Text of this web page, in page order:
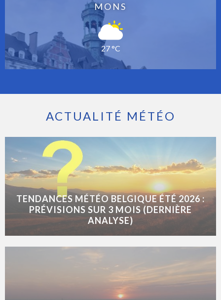
MONS
27 °C
ACTUALITÉ MÉTÉO
TENDANCES MÉTÉO BELGIQUE ÉTÉ 2026 :
PRÉVISIONS SUR 3 MOIS (DERNIÈRE
ANALYSE)